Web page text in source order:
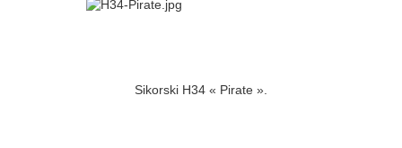
Sikorski H34 « Pirate ».